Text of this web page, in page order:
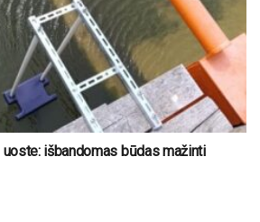
išbandomas būdas mažinti